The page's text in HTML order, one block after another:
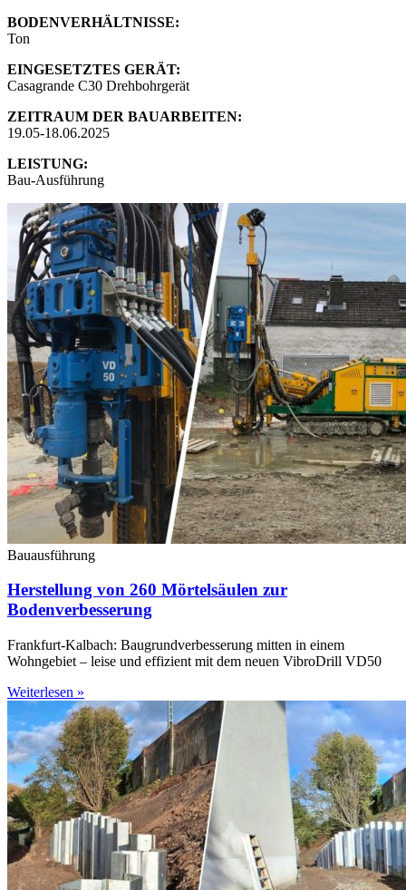
BODENVERHÄLTNISSE:
Ton
EINGESETZTES GERÄT:
Casagrande C30 Drehbohrgerät
ZEITRAUM DER BAUARBEITEN:
19.05-18.06.2025
LEISTUNG:
Bau-Ausführung
Bauausführung
Herstellung von 260 Mörtelsäulen zur
Bodenverbesserung
Frankfurt-Kalbach: Baugrundverbesserung mitten in einem
Wohngebiet – leise und effizient mit dem neuen VibroDrill VD50
Weiterlesen »